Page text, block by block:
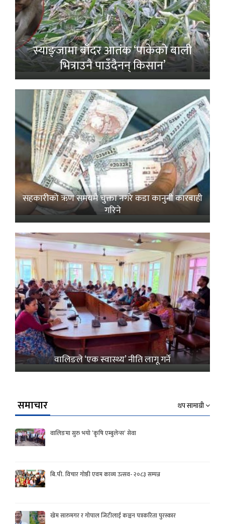
स्याङ्जामा बाँदर आतंक ‘पाकेको बाली
भित्राउनै पाउँदैनन् किसान’
सहकारीको ऋण समयमै चुक्ता नगरे कडा कानुनी कारबाही
गरिने
वालिङले ‘एक स्वास्थ्य’ नीति लागू गर्ने
समाचार थप सामाग्री
वालिङमा सुरु भयो ‘कृषि एम्बुलेन्स’ सेवा
बि.पी. विचार गोष्ठी एवम काव्य उत्सव- २०८३ सम्पन्न
खेम सारुमगर र गोपाल जिटीलाई कञ्चन पत्रकरिता पुरस्कार